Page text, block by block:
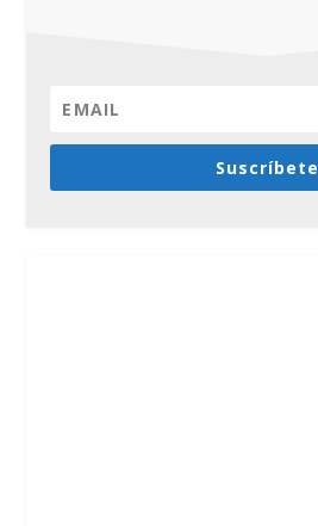
Suscríbete